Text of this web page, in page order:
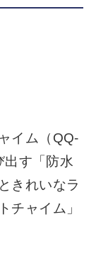
イム（QQ-
す「防水
きれいなラ
チャイム」